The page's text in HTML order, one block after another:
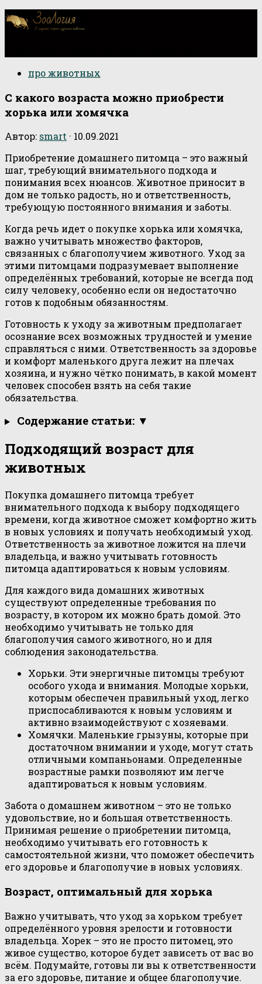
про животных
С какого возраста можно приобрести
хорька или хомячка
Автор: smart · 10.09.2021
Приобретение домашнего питомца – это важный
шаг, требующий внимательного подхода и
понимания всех нюансов. Животное приносит в
дом не только радость, но и ответственность,
требующую постоянного внимания и заботы.
Когда речь идет о покупке хорька или хомячка,
важно учитывать множество факторов,
связанных с благополучием животного. Уход за
этими питомцами подразумевает выполнение
определённых требований, которые не всегда под
силу человеку, особенно если он недостаточно
готов к подобным обязанностям.
Готовность к уходу за животным предполагает
осознание всех возможных трудностей и умение
справляться с ними. Ответственность за здоровье
и комфорт маленького друга лежит на плечах
хозяина, и нужно чётко понимать, в какой момент
человек способен взять на себя такие
обязательства.
Содержание статьи: ▼
Подходящий возраст для
животных
Покупка домашнего питомца требует
внимательного подхода к выбору подходящего
времени, когда животное сможет комфортно жить
в новых условиях и получать необходимый уход.
Ответственность за животное ложится на плечи
владельца, и важно учитывать готовность
питомца адаптироваться к новым условиям.
Для каждого вида домашних животных
существуют определенные требования по
возрасту, в котором их можно брать домой. Это
необходимо учитывать не только для
благополучия самого животного, но и для
соблюдения законодательства.
Хорьки. Эти энергичные питомцы требуют
особого ухода и внимания. Молодые хорьки,
которым обеспечен правильный уход, легко
приспосабливаются к новым условиям и
активно взаимодействуют с хозяевами.
Хомячки. Маленькие грызуны, которые при
достаточном внимании и уходе, могут стать
отличными компаньонами. Определенные
возрастные рамки позволяют им легче
адаптироваться к новым условиям.
Забота о домашнем животном – это не только
удовольствие, но и большая ответственность.
Принимая решение о приобретении питомца,
необходимо учитывать его готовность к
самостоятельной жизни, что поможет обеспечить
его здоровье и благополучие в новых условиях.
Возраст, оптимальный для хорька
Важно учитывать, что уход за хорьком требует
определённого уровня зрелости и готовности
владельца. Хорек – это не просто питомец, это
живое существо, которое будет зависеть от вас во
всём. Подумайте, готовы ли вы к ответственности
за его здоровье, питание и общее благополучие.